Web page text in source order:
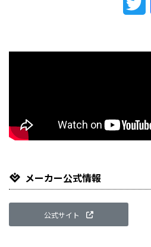
メーカー公式情報
公式サイト